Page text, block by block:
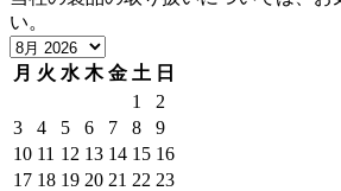
い。
月 火 水 木 金 土 日
1
2
3
4 5 6 7 8
9
10 11 12 13 14 15 16
17 18 19 20 21 22 23